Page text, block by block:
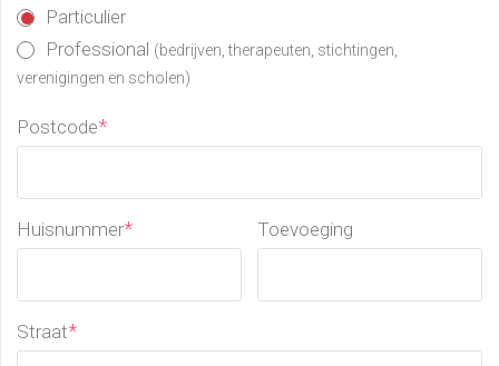
Particulier
Professional (bedrijven, therapeuten, stichtingen,
verenigingen en scholen)
Postcode*
Huisnummer* Toevoeging
Straat*